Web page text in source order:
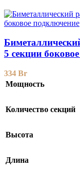
5 секции
334 Br
Мощность
Количество секций
Высота
Длина